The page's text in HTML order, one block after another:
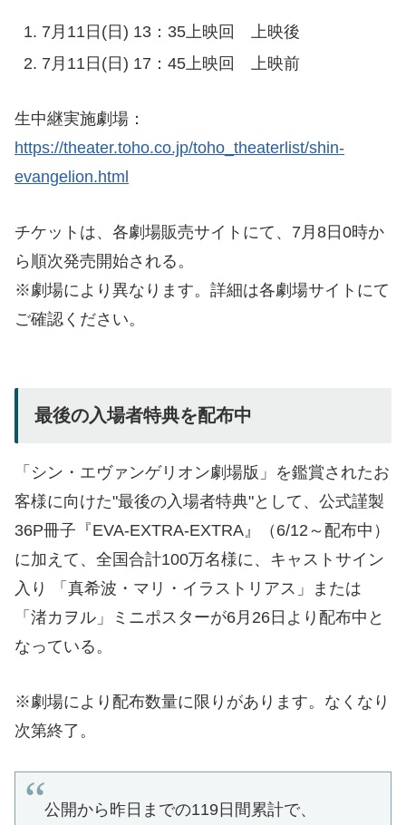
7月11日(日) 13：35上映回 上映後
7月11日(日) 17：45上映回 上映前
生中継実施劇場：
https://theater.toho.co.jp/toho_theaterlist/shin-
evangelion.html
チケットは、各劇場販売サイトにて、7月8日0時か
ら順次発売開始される。
※劇場により異なります。詳細は各劇場サイトにて
ご確認ください。
最後の入場者特典を配布中
「シン・エヴァンゲリオン劇場版」を鑑賞されたお
客様に向けた"最後の入場者特典"として、公式謹製
36P冊子『EVA-EXTRA-EXTRA』（6/12～配布中）
に加えて、全国合計100万名様に、キャストサイン
入り 「真希波・マリ・イラストリアス」または
「渚カヲル」ミニポスターが6月26日より配布中と
なっている。
※劇場により配布数量に限りがあります。なくなり
次第終了。
公開から昨日までの119日間累計で、